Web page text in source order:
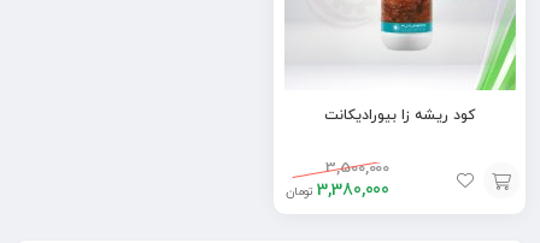
کود ریشه زا بیورادیکانت
3,500,000
3,380,000 تومان
افزودن